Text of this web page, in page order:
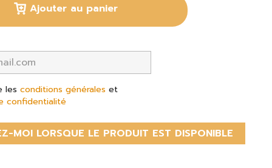
Ajouter au panier
lesconditions générales et
confidentialité
MOI LORSQUE LE PRODUIT EST DISPONIBLE